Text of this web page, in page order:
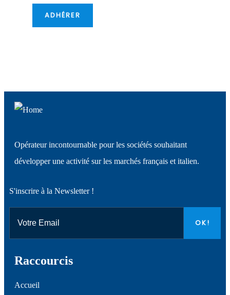
ADHÉRER
Opérateur incontournable pour les sociétés souhaitant
développer une activité sur les marchés français et italien.
S'inscrire à la Newsletter !
Raccourcis
Accueil